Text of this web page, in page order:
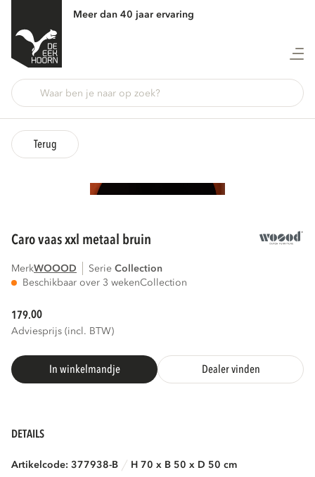
Meer dan 40 jaar ervaring
Terug
caro vaas xxl metaal bruin
MerkWOOOD Serie
collection
Beschikbaar over 3 wekenCollection
179.00
Adviesprijs (incl. BTW)
In winkelmandje Dealer vinden
DETAILS
Artikelcode: 377938-B H 70 x B 50 x D 50 cm